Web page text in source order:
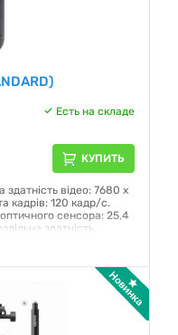
Есть на складе
КУПИТЬ
відео: 7680 x
кадрів: 120 кадр/с.
сенсора: 25,4
здатність
250, 320, 400, 500, 64